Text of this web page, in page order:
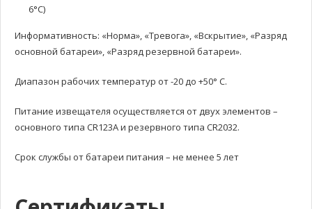
6°C)
Информативность: «Норма», «Тревога», «Вскрытие», «Разряд
основной батареи», «Разряд резервной батареи».
Диапазон рабочих температур от -20 до +50° С.
Питание извещателя осуществляется от двух элементов –
основного типа CR123A и резервного типа CR2032.
Срок службы от батареи питания – не менее 5 лет